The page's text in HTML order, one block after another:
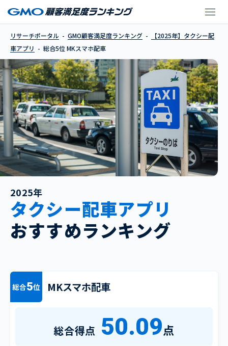
リサーチポータル GMO顧客満足度ランキング
【2025年】タクシー配
車アプリ
総合5位 MKスマホ配車
2025年
タクシー配車アプリ
おすすめランキング
総合5位 MKスマホ配車
総合得点 50.09点